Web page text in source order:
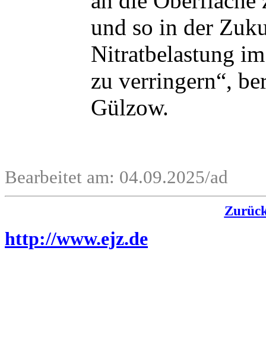
und so in der
Nitratbelastung
zu verringern“,
Gülzow.
Bearbeitet am: 04.09.2025/ad
http://www.ejz.de